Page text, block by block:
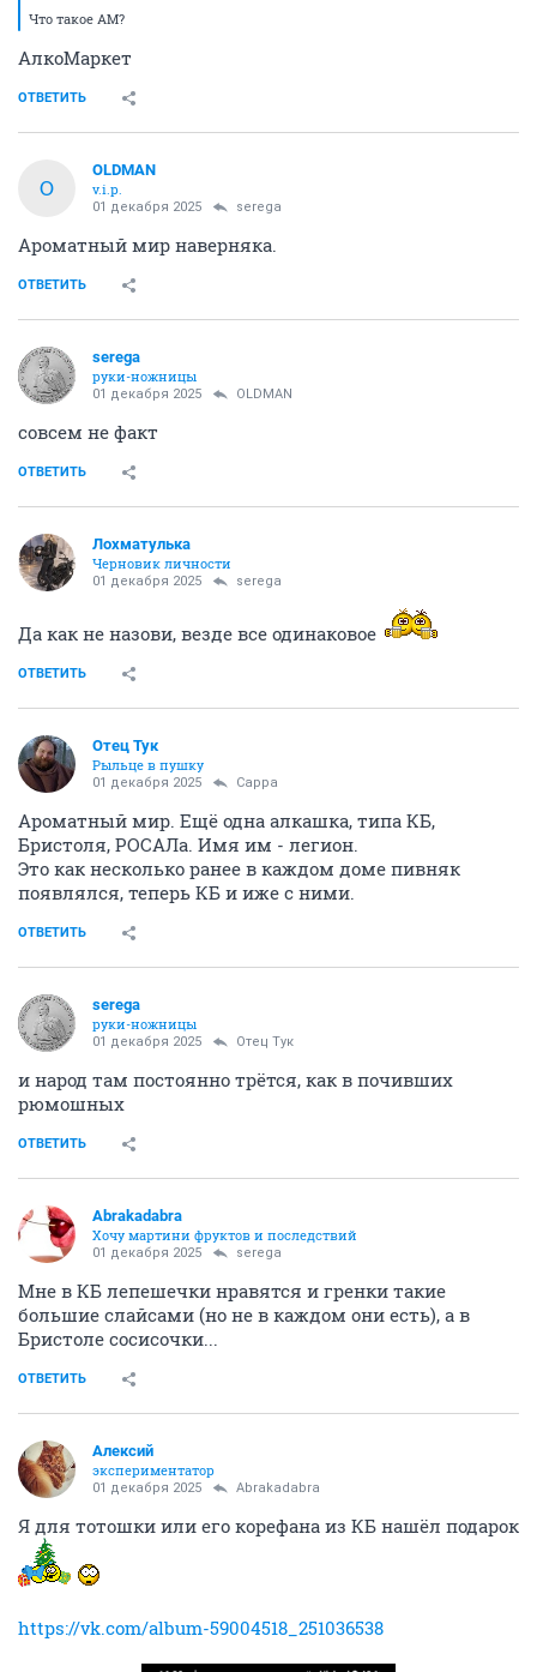
Что такое АМ?
АлкоМаркет
ОТВЕТИТЬ
O
OLDMAN
v.i.p.
01 декабря 2025 serega
Ароматный мир наверняка.
ОТВЕТИТЬ
serega
руки-ножницы
01 декабря 2025 OLDMAN
совсем не факт
ОТВЕТИТЬ
Лохматулька
Черновик личности
01 декабря 2025 serega
Да как не назови, везде все одинаковое
ОТВЕТИТЬ
Отец Тук
Рыльце в пушку
01 декабря 2025 Сарра
Ароматный мир. Ещё одна алкашка, типа КБ,
Бристоля, РОСАЛа. Имя им - легион.
Это как несколько ранее в каждом доме пивняк
появлялся, теперь КБ и иже с ними.
ОТВЕТИТЬ
serega
руки-ножницы
01 декабря 2025 Отец Тук
и народ там постоянно трётся, как в почивших
рюмошных
ОТВЕТИТЬ
Abrakadabra
Хочу мартини фруктов и последствий
01 декабря 2025 serega
Мне в КБ лепешечки нравятся и гренки такие
большие слайсами (но не в каждом они есть), а в
Бристоле сосисочки...
ОТВЕТИТЬ
Алексий
экспериментатор
01 декабря 2025 Abrakadabra
Я для тотошки или его корефана из КБ нашёл подарок
https://vk.com/album-59004518_251036538